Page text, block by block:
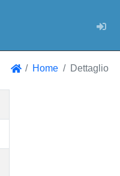
Home Dettaglio